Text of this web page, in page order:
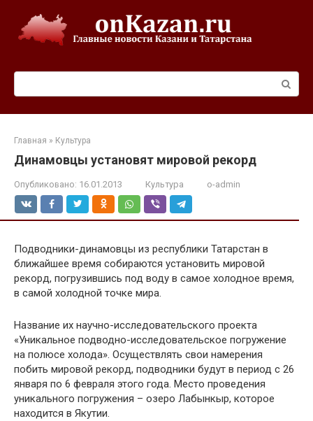
контенту
Главная » Культура
Динамовцы установят мировой рекорд
Опубликовано: 16.01.2013 Культура o-admin
Подводники-динамовцы из республики Татарстан в
ближайшее время собираются установить мировой
рекорд, погрузившись под воду в самое холодное время,
в самой холодной точке мира.
Название их научно-исследовательского проекта
«Уникальное подводно-исследовательское погружение
на полюсе холода». Осуществлять свои намерения
побить мировой рекорд, подводники будут в период с 26
января по 6 февраля этого года. Место проведения
уникального погружения – озеро Лабынкыр, которое
находится в Якутии.